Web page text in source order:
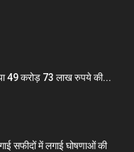
49 करोड़ 73 लाख रुपये की...
सफीदों में लगाई घोषणाओं की